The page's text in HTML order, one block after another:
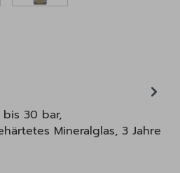
bis 30 bar,
Mineralglas, 3 Jahre